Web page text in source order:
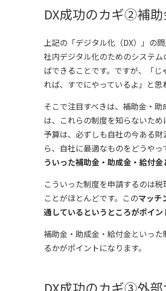
DX成功のカギ②補
上記の「デジタル化（DX）」の
社内デジタル化のためのシステ
ばできることです。ですが、「
れば、すでにやっているよ」と思
そこで注目すべきは、補助金・
は、これらの制度を知らないた
予算は、必ずしも自社の今ある
ら、自社に最適なものをどうや
ういった補助金・助成金・給付金
こういった制度を申請するのは
ことがほとんどです。このマッチ
通しているというところがポイン
補助金・助成金・給付金といっ
るかがポイントになります。
DX成功のカギ③外